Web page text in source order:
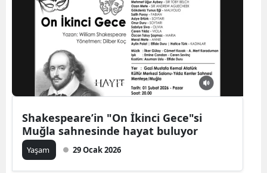
Shakespeare’in "On İkinci Gece"si
Muğla sahnesinde hayat buluyor
Yaşam 29 Ocak 2026